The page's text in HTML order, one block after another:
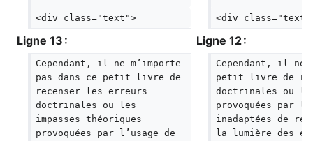
<div class="text"> <div
Ligne 13 : Ligne 12 :
Cependant, il ne m’importe
pas dans ce petit livre de
recenser les erreurs
doctrinales ou les
impasses théoriques
provoquées par l’usage de
Cependant, il ne
petit livre de
doctrinales ou
provoquées par
inadaptées de
la lumière des